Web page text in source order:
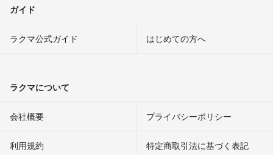
ガイド
ラクマ公式ガイド はじめての方へ
ラクマについて
会社概要 プライバシーポリシー
利用規約 特定商取引法に基づく表記